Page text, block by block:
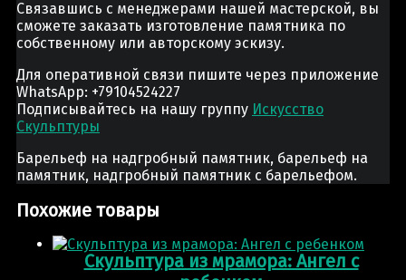
Связавшись с менеджерами нашей мастерской, вы
сможете заказать изготовление памятника по
собственному или авторскому эскизу.
Для оперативной связи пишите через приложение
WhatsApp: +79104524227
Подписывайтесь на нашу группу Искусство
Скульптуры
Барельеф на надгробный памятник, барельеф на
памятник, надгробный памятник с барельефом.
Похожие товары
Скульптура из мрамора: Ангел с